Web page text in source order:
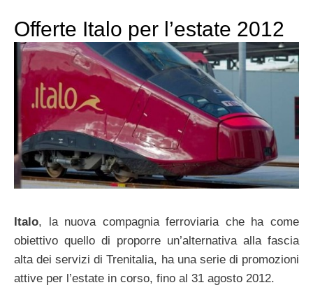
Offerte Italo per l’estate 2012
Italo, la nuova compagnia ferroviaria che ha come
obiettivo quello di proporre un’alternativa alla fascia
alta dei servizi di Trenitalia, ha una serie di promozioni
attive per l’estate in corso, fino al 31 agosto 2012.